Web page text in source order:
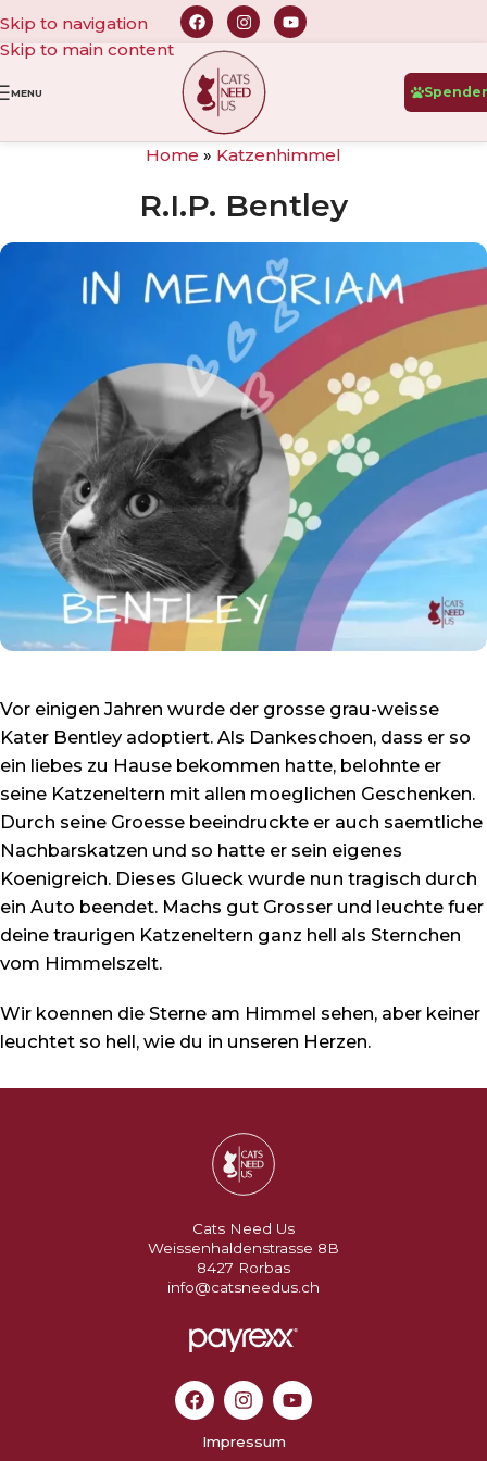
Skip to navigation
Skip to main content
MENU
Home » Katzenhimmel
R.I.P. Bentley
Vor einigen Jahren wurde der grosse grau-weisse
Kater Bentley adoptiert. Als Dankeschoen, dass er so
ein liebes zu Hause bekommen hatte, belohnte er
seine Katzeneltern mit allen moeglichen Geschenken.
Durch seine Groesse beeindruckte er auch saemtliche
Nachbarskatzen und so hatte er sein eigenes
Koenigreich. Dieses Glueck wurde nun tragisch durch
ein Auto beendet. Machs gut Grosser und leuchte fuer
deine traurigen Katzeneltern ganz hell als Sternchen
vom Himmelszelt.
Wir koennen die Sterne am Himmel sehen, aber keiner
leuchtet so hell, wie du in unseren Herzen.
Cats Need Us
Weissenhaldenstrasse 8B
8427 Rorbas
info@catsneedus.ch
Impressum